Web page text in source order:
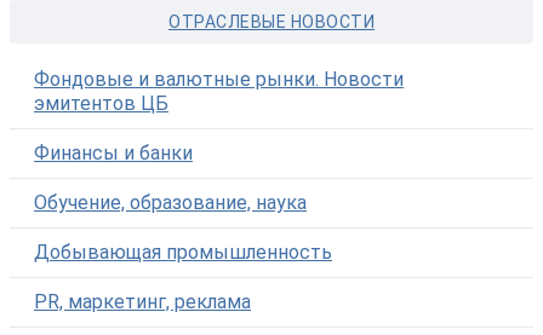
ОТРАСЛЕВЫЕ НОВОСТИ
Фондовые и валютные рынки. Новости
эмитентов ЦБ
Финансы и банки
Обучение, образование, наука
Добывающая промышленность
PR, маркетинг, реклама